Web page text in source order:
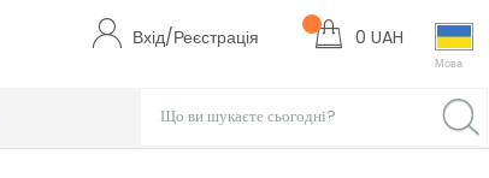
Вхід/Реєстрація 0 UAH
Мова